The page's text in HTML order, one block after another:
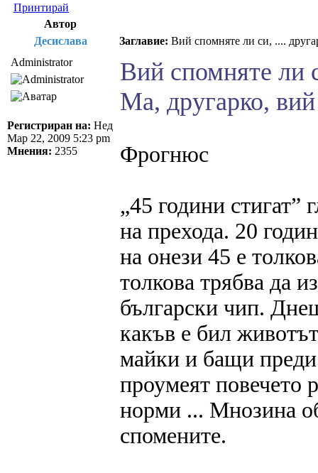
Принтирай
Автор
Десислава
Заглавие: Вий спомняте ли си, ....
Administrator
Регистриран на: Нед
Мар 22, 2009 5:23 pm
Мнения: 2355
Вий спомняте ли
Ма, другарко,
Фрогнюс
„45 години стигат”
на прехода. 20
на онези 45 е
толкова трябва да
български чип.
какъв е бил
майки и бащи
проумеят повечето
норми ... Мнозина
спомените.